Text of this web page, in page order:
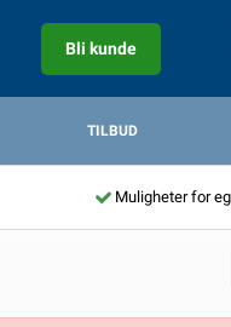
Bli kunde
TILBUD
Muligheter for